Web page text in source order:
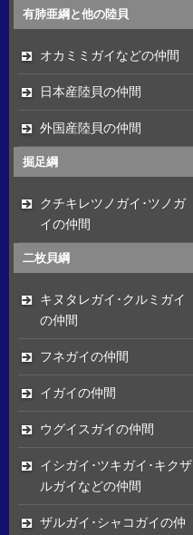
有肺亜綱と他の陸貝
オカミミガイなどの仲間
日本産陸貝の仲間
外国産陸貝の仲間
掘足綱
クチキレツノガイ･ツノガ
イの仲間
二枚貝綱
キヌタレガイ･クルミガイ
の仲間
フネガイの仲間
イガイの仲間
ウグイスガイの仲間
イシガイ･ツキガイ･キクザ
ルガイなどの仲間
ザルガイ･シャコガイの仲